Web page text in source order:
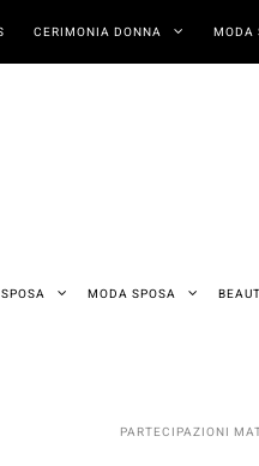
CERIMONIA DONNA MODA
SPOSA MODA SPOSA
PARTECIPAZIONI